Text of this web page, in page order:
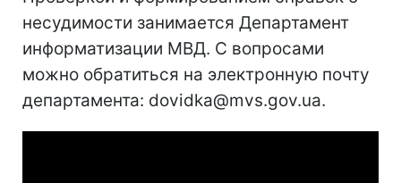
несудимости занимается Департамент
информатизации МВД. С вопросами
можно обратиться на электронную почту
департамента: dovidka@mvs.gov.ua.